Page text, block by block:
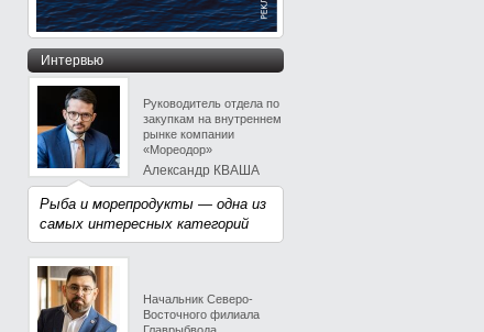
Интервью
Руководитель отдела по
закупкам на внутреннем
рынке компании
«Мореодор»
Александр КВАША
Рыба и морепродукты — одна из
самых интересных категорий
Начальник Северо-
Восточного филиала